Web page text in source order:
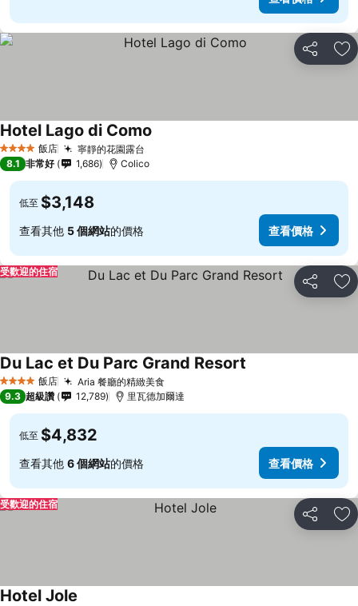
分享 加
4 星級 飯店 寧靜的花園露台
Hotel Lago di Como
8.1 非常好 1,686 Colico
低至 $3,148
查看其他 5 個網站的價格 查看價格
分享 加
受歡迎的住宿
4 星級 飯店 Aria 餐廳的精緻美食查看價格
Du Lac et Du Parc Grand Resort
9.3 超級讚 12,789 里瓦德加爾達
低至 $4,832
查看其他 6 個網站的價格 查看價格
分享 加
受歡迎的住宿
Hotel Jole